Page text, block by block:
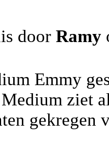
door Ramy
Emmy
ziet
gekregen